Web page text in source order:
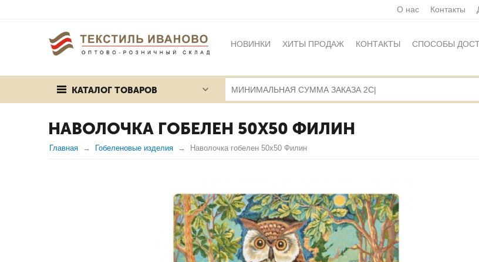
О нас Контакты
НОВИНКИ ХИТЫ ПРОДАЖ КОНТАКТЫ СПОСОБЫ
КАРТА САЙТА
КАТАЛОГ ТОВАРОВ
НАВОЛОЧКА ГОБЕЛЕН 50Х50 ФИЛИН
Главная Гобеленовые изделия Наволочка гобелен 50х50 Филин